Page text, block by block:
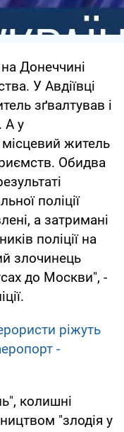
Донеччині
У Авдіївці
зґвалтував і
А у
житель
Обидва
поліції
а затримані
поліції на
злочинець
до Москви", -
ріжуть
-
колишні
"злодія у